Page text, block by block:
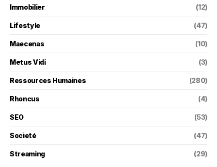
Immobilier (12)
Lifestyle (47)
Maecenas (10)
Metus Vidi (3)
Ressources Humaines (280)
Rhoncus (4)
SEO (53)
Societé (47)
Streaming (29)